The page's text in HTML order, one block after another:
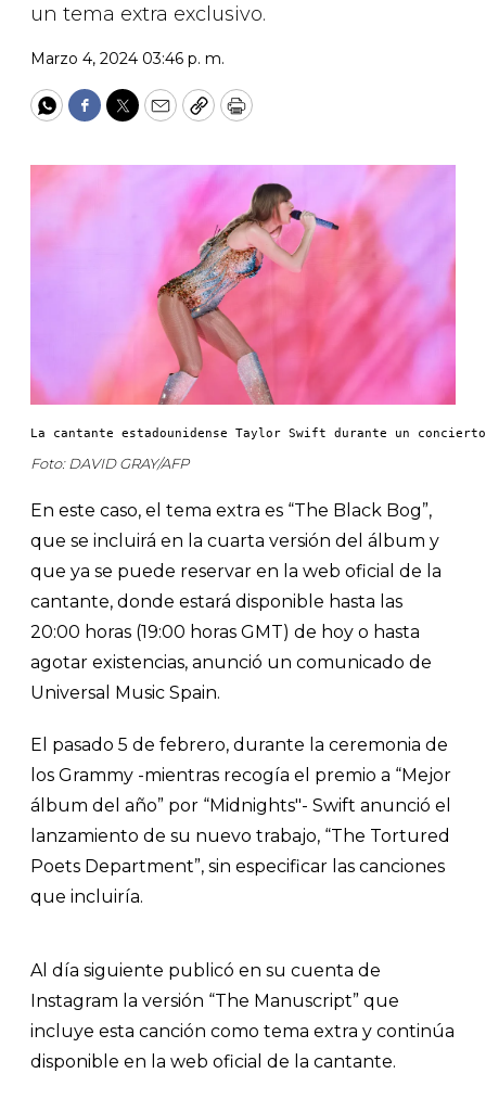
un tema extra exclusivo.
Marzo 4, 2024 03:46 p. m.
WhatsApp
Facebook
Twitter
EmailCopyPrint
La cantante estadounidense Taylor Swift durante un
Foto: DAVID GRAY/AFP
En este caso, el tema extra es “The Black Bog”,
que se incluirá en la cuarta versión del álbum y
que ya se puede reservar en la web oficial de la
cantante, donde estará disponible hasta las
20:00 horas (19:00 horas GMT) de hoy o hasta
agotar existencias, anunció un comunicado de
Universal Music Spain.
El pasado 5 de febrero, durante la ceremonia de
los Grammy -mientras recogía el premio a “Mejor
álbum del año” por “Midnights"- Swift anunció el
lanzamiento de su nuevo trabajo, “The Tortured
Poets Department”, sin especificar las canciones
que incluiría.
Al día siguiente publicó en su cuenta de
Instagram la versión “The Manuscript” que
incluye esta canción como tema extra y continúa
disponible en la web oficial de la cantante.